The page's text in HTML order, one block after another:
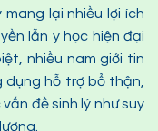
lại nhiều lợi ích
lẫn y học hiện đại
nhiều nam giới tin
hỗ trợ bổ thận,
đề sinh lý như suy